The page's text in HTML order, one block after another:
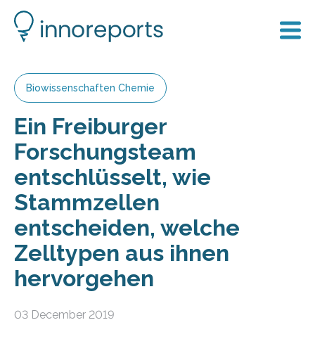
Biowissenschaften Chemie
Ein Freiburger
Forschungsteam
entschlüsselt, wie
Stammzellen
entscheiden, welche
Zelltypen aus ihnen
hervorgehen
03 December 2019